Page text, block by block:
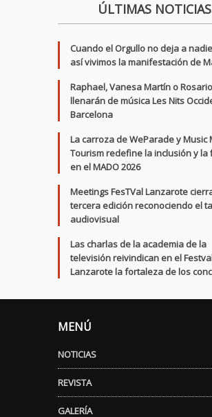
ÚLTIMAS NOTICIAS
Cuando el Orgullo no deja a
así vivimos la manifestación de
Raphael, Vanesa Martín o Rosario
llenarán de música Les Nits
Barcelona
La carroza de WeParade y Music
Tourism redefine la inclusión y la
en el MADO 2026
Meetings FesTVal Lanzarote
tercera edición reconociendo el
audiovisual
Las charlas de la academia de la
televisión reivindican en el
Lanzarote la fortaleza de los
MENÚ
NOTICIAS
REVISTA
GALERÍA